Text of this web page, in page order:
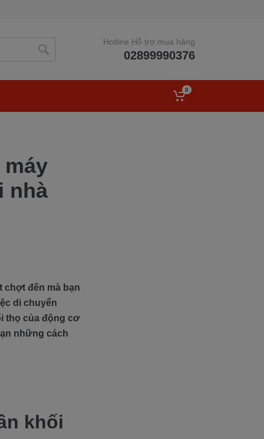
Hotline Hỗ trợ mua hàng
02899990376
0
nhà
chợt đến mà bạn
di chuyển
thọ của động cơ
những cách
khối